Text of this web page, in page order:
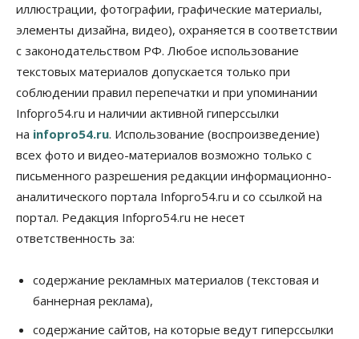
Авто Общество
Не катастрофа, а стресс-тест: эксперт
новосибирской сети СТО пояснил кому можно
заливать бензин Евро‑2
09 Августа 2026, 10:00
Бизнес
Работодатели Новосибирска заявили в центры
занятости почти 32 тысячи вакансий
09 Августа 2026, 09:00
Общество
Спрос на машино-места в
Новосибирской области вырос в полтора раза
К современному юридическому образованию в
России возникает много вопросов
08 Августа 2026, 17:00
иллюстрации, фотографии, графические материалы,
элементы дизайна, видео), охраняется в соответствии
с законодательством РФ. Любое использование
текстовых материалов допускается только при
соблюдении правил перепечатки и при упоминании
Infopro54.ru и наличии активной гиперссылки
на infopro54.ru. Использование (воспроизведение)
всех фото и видео-материалов возможно только с
письменного разрешения редакции информационно-
аналитического портала Infopro54.ru и со ссылкой на
портал. Редакция Infopro54.ru не несет
ответственность за:
содержание рекламных материалов (текстовая и
баннерная реклама),
содержание сайтов, на которые ведут гиперссылки